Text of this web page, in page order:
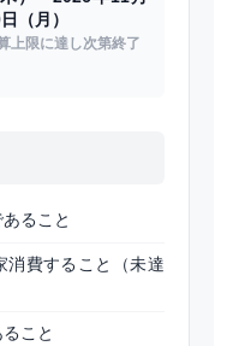
（月）
上限に達し次第終了
ること
消費すること（未達
こと